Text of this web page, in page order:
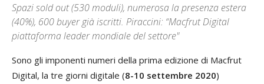
Spazi sold out (530 moduli), numerosa la presenza estera
(40%), 600 buyer già iscritti. Piraccini: “Macfrut Digital
piattaforma leader mondiale del settore"
Sono gli imponenti numeri della prima edizione di Macfrut
Digital, la tre giorni digitale (8-10 settembre 2020)